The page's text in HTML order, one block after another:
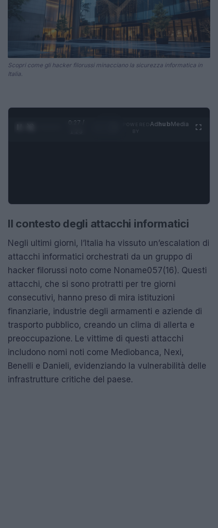
Scopri come gli hacker filorussi minacciano la sicurezza informatica in
Italia.
0:28 /
AdhubMedia
Il contesto degli attacchi informatici
Negli ultimi giorni, l’Italia ha vissuto un’escalation di
attacchi informatici orchestrati da un gruppo di
hacker filorussi noto come Noname057(16). Questi
attacchi, che si sono protratti per tre giorni
consecutivi, hanno preso di mira istituzioni
finanziarie, industrie degli armamenti e aziende di
trasporto pubblico, creando un clima di allerta e
preoccupazione. Le vittime di questi attacchi
includono nomi noti come Mediobanca, Nexi,
Benelli e Danieli, evidenziando la vulnerabilità delle
infrastrutture critiche del paese.